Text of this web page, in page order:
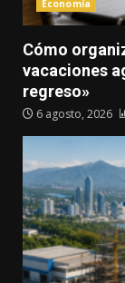
Economía
Cómo
vacaciones
regreso»
6 agosto, 2026